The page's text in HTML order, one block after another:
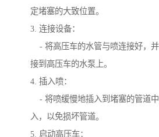
定堵塞的大致位置。
3. 连接设备：
- 将高压车的水管与喷连接好，
接到高压车的水泵上。
4. 插入喷：
- 将喷缓慢地插入到堵塞的管道
入，以免损坏管道。
5. 启动高压车：